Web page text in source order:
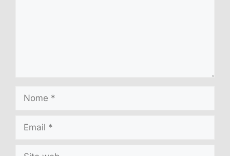
Nome
Email
Sito